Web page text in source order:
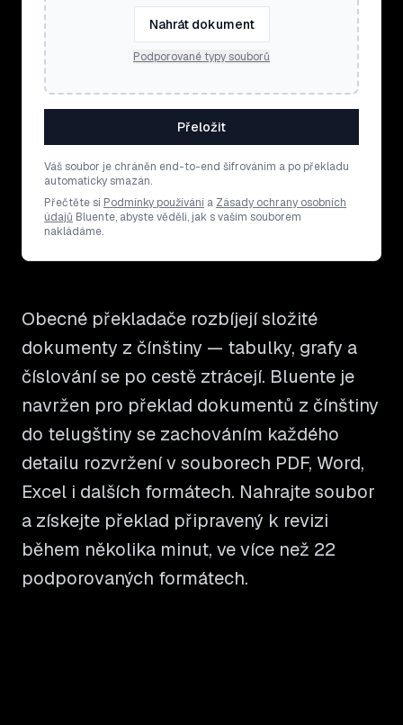
Nahrát dokument
Podporované typy souborů
Přeložit
Váš soubor je chráněn end-to-end šifrováním a po překladu
automaticky smazán.
Přečtěte si Podmínky používání a Zásady ochrany osobních
údajů Bluente, abyste věděli, jak s vaším souborem
nakládáme.
Obecné překladače rozbíjejí složité
dokumenty z čínštiny — tabulky, grafy a
číslování se po cestě ztrácejí. Bluente je
navržen pro překlad dokumentů z čínštiny
do telugštiny se zachováním každého
detailu rozvržení v souborech PDF, Word,
Excel i dalších formátech. Nahrajte soubor
a získejte překlad připravený k revizi
během několika minut, ve více než 22
podporovaných formátech.